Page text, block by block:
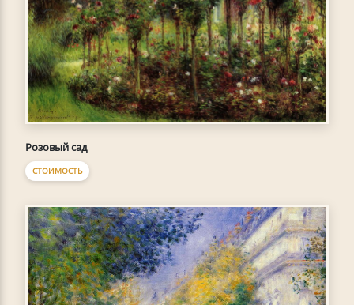
Розовый сад
СТОИМОСТЬ